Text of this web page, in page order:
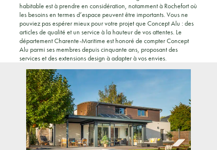
habitable est à prendre en considération, notamment à Rochefort où
les besoins en termes d’espace peuvent être importants. Vous ne
pouviez pas espérer mieux pour votre projet que Concept Alu : des
articles de qualité et un service à la hauteur de vos attentes. Le
département Charente-Maritime est honoré de compter Concept
Alu parmi ses membres depuis cinquante ans, proposant des
services et des extensions design à adapter à vos envies.